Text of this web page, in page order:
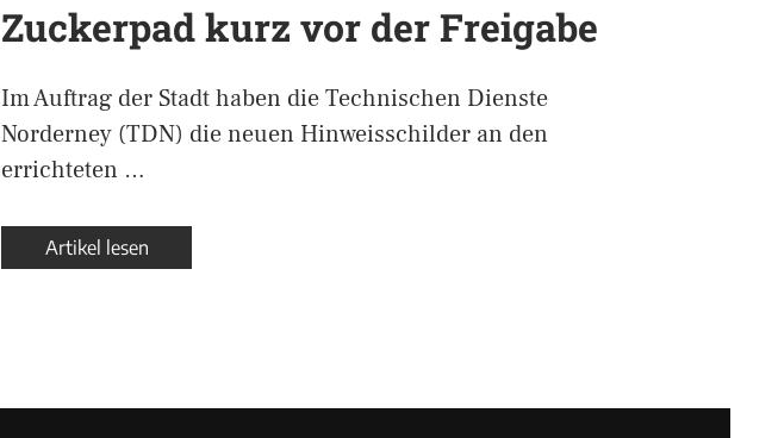
Zuckerpad kurz vor der Freigabe
Im Auftrag der Stadt haben die Technischen Dienste
Norderney (TDN) die neuen Hinweisschilder an den
errichteten …
Artikel lesen